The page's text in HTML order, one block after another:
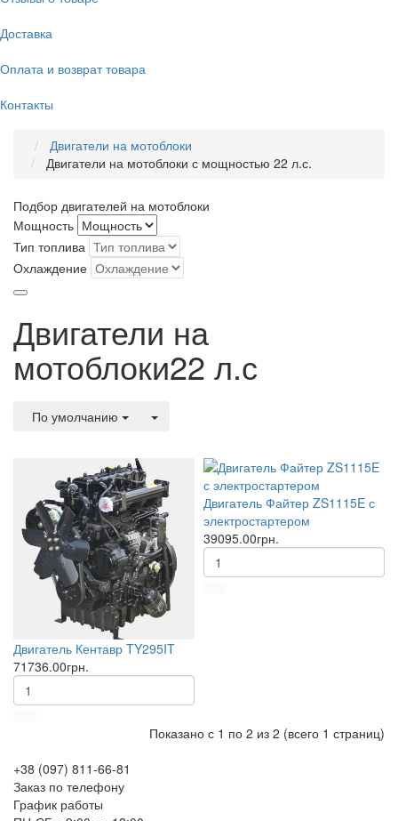
Доставка
Оплата и возврат товара
Контакты
Двигатели на мотоблоки
Двигатели на мотоблоки с мощностью 22 л.с.
Подбор двигателей на мотоблоки
Мощность
Тип топлива
Охлаждение
Двигатели на
мотоблоки22 л.с
По умолчанию
Двигатель Кентавр TY295IT
71736.00грн.
Двигатель Файтер ZS1115E с
электростартером
39095.00грн.
Показано с 1 по 2 из 2 (всего 1 страниц)
+38 (097) 811-66-81
Заказ по телефону
График работы